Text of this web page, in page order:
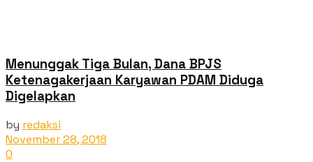
Menunggak Tiga Bulan, Dana BPJS
Ketenagakerjaan Karyawan PDAM Diduga
Digelapkan
by redaksi
November 28, 2018
0